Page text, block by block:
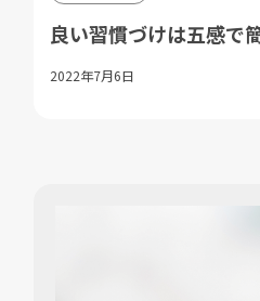
良い習慣づけは五感で
2022年7月6日